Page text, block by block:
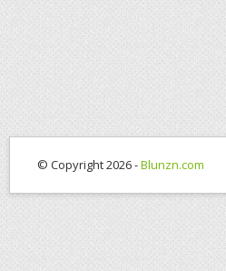
© Copyright 2026 -Blunzn.com